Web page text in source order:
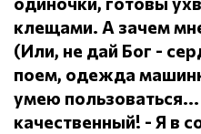
клещами. А зачем
(Или, не дай Бог -
поем, одежда
умею
качественный! - Я в